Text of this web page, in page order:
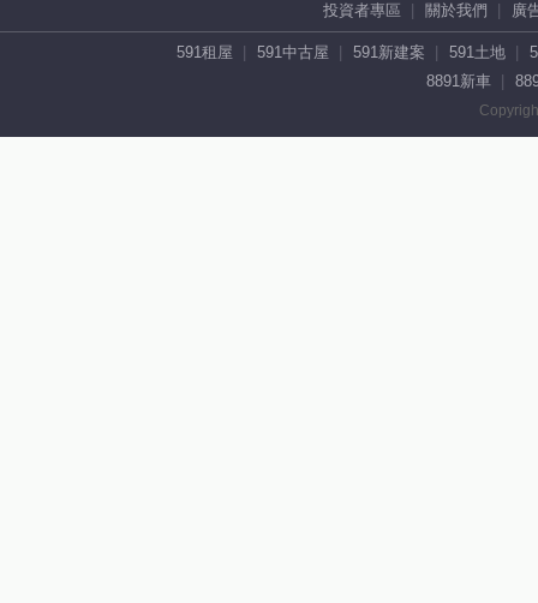
投資者專區 關於我們 廣
591租屋 591中古屋 591新建案 591土地
8891新車